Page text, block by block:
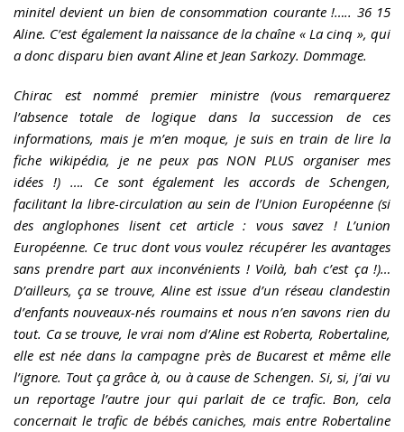
minitel devient un bien de consommation courante !….. 36 15
Aline. C’est également la naissance de la chaîne « La cinq », qui
a donc disparu bien avant Aline et Jean Sarkozy. Dommage.
Chirac est nommé premier ministre (vous remarquerez
l’absence totale de logique dans la succession de ces
informations, mais je m’en moque, je suis en train de lire la
fiche wikipédia, je ne peux pas NON PLUS organiser mes
idées !) …. Ce sont également les accords de Schengen,
facilitant la libre-circulation au sein de l’Union Européenne (si
des anglophones lisent cet article : vous savez ! L’union
Européenne. Ce truc dont vous voulez récupérer les avantages
sans prendre part aux inconvénients ! Voilà, bah c’est ça !)…
D’ailleurs, ça se trouve, Aline est issue d’un réseau clandestin
d’enfants nouveaux-nés roumains et nous n’en savons rien du
tout. Ca se trouve, le vrai nom d’Aline est Roberta, Robertaline,
elle est née dans la campagne près de Bucarest et même elle
l’ignore. Tout ça grâce à, ou à cause de Schengen. Si, si, j’ai vu
un reportage l’autre jour qui parlait de ce trafic. Bon, cela
concernait le trafic de bébés caniches, mais entre Robertaline